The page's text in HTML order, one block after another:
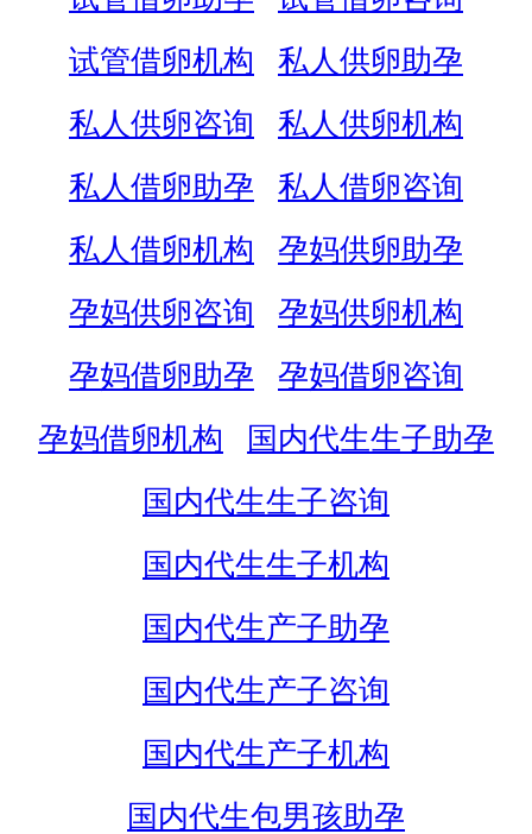
试管借卵机构
私人供卵助孕
私人供卵咨询
私人供卵机构
私人借卵助孕
私人借卵咨询
私人借卵机构
孕妈供卵助孕
孕妈供卵咨询
孕妈供卵机构
孕妈借卵助孕
孕妈借卵咨询
孕妈借卵机构
国内代生生子助孕
国内代生生子咨询
国内代生生子机构
国内代生产子助孕
国内代生产子咨询
国内代生产子机构
国内代生包男孩助孕